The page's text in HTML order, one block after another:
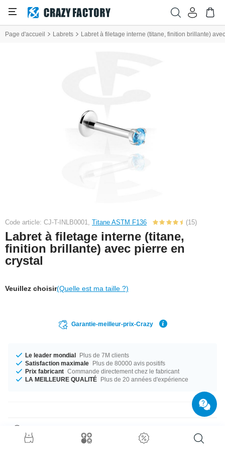
Page d'accueil Labrets Labret à filetage interne (titane, finition brillante)
Code article: CJ-T-INLB0001, Titane ASTM F136 (15)
Labret à filetage interne (titane,
finition brillante) avec pierre en
crystal
Veuillez choisir(Quelle est ma taille ?)
Garantie-meilleur-prix-Crazy
Le leader mondial Plus de 7M clients
Satisfaction maximale Plus de 80000 avis positifs
Prix fabricant Commande directement chez le fabricant
LA MEILLEURE QUALITÉ Plus de 20 années d'expérience
Cet article est disponible en calibre 1.2 mm. Diamètres de 6 mm à 10 mm